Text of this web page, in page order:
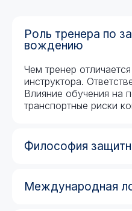
Роль тренера по
вождению
Чем тренер
инструктора.
Влияние обучения на
транспортные риски
Философия
Международная